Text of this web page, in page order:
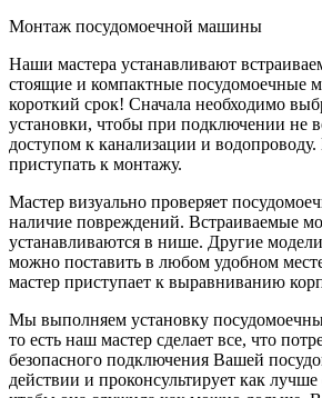
Монтаж посудомоечной машины
Наши мастера устанавливают
стоящие и компактные посудомоечные
короткий срок! Сначала необходимо
установки, чтобы при подключении не
доступом к канализации и
приступать к монтажу.
Мастер визуально проверяет
наличие повреждений. Встраиваемые
устанавливаются в нише. Другие
можно поставить в любом удобном
мастер приступает к выравниванию
Мы выполняем установку
то есть наш мастер сделает все, что
безопасного подключения Вашей
действии и проконсультирует как лучше